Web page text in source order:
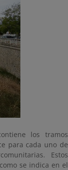
los tramos
para cada uno de
Estos
se indica en el